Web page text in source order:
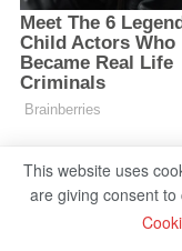
This website uses
are giving consent